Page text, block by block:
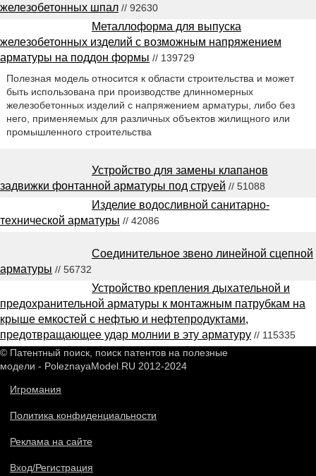
железобетонных шпал // 92630
Металлоформа для выпуска
железобетонных изделий с возможным напряжением
арматуры на поддон формы // 139729
Полезная модель относится к области строительства и может
быть использована при производстве длинномерных
железобетонных изделий с напряжением арматуры, либо без
него, применяемых для различных объектов жилищного или
промышленного строительства
Устройство для замены клапанов
задвижки фонтанной арматуры под струей // 51088
Изделие водосливной санитарно-
технической арматуры // 42086
Соединительное звено линейной сцепной
арматуры // 56732
Устройство крепления дыхательной и
предохранительной арматуры к монтажным патрубкам на
крыше емкостей с нефтью и нефтепродуктами,
предотвращающее удар молнии в эту арматуру // 115335
© Патентный поиск, поиск патентов на полезные
модели - PoleznayaModel.RU 2012-2024
Игромания
Политика конфиденциальности
Реклама на сайте
Вход/Регистрация